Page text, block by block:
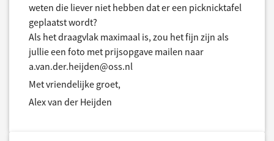
weten die liever niet hebben dat er een picknicktafel
geplaatst wordt?
Als het draagvlak maximaal is, zou het fijn zijn als
jullie een foto met prijsopgave mailen naar
a.van.der.heijden@oss.nl
Met vriendelijke groet,
Alex van der Heijden